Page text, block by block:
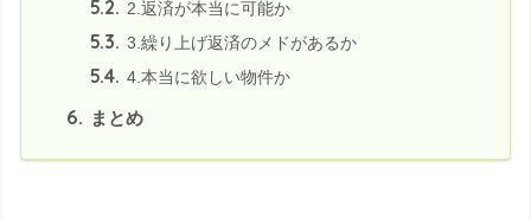
5.2. 2.返済が本当に可能か
5.3. 3.繰り上げ返済のメドがあるか
5.4. 4.本当に欲しい物件か
6. まとめ